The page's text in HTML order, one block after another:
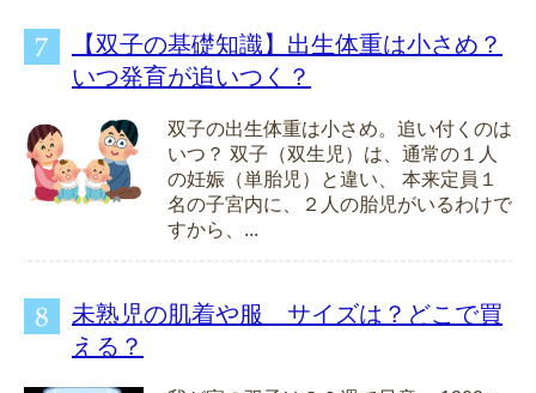
【双子の基礎知識】出生体重は小さめ？
いつ発育が追いつく？
双子の出生体重は小さめ。追い付くのは
いつ？ 双子（双生児）は、通常の１人
の妊娠（単胎児）と違い、 本来定員１
名の子宮内に、２人の胎児がいるわけで
すから、...
未熟児の肌着や服 サイズは？どこで買
える？